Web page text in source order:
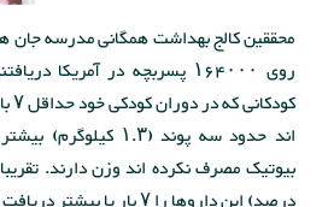
محققین کالج بهداشت همگانی مدرسه جان
اند حدود سه پوند (۱.۳